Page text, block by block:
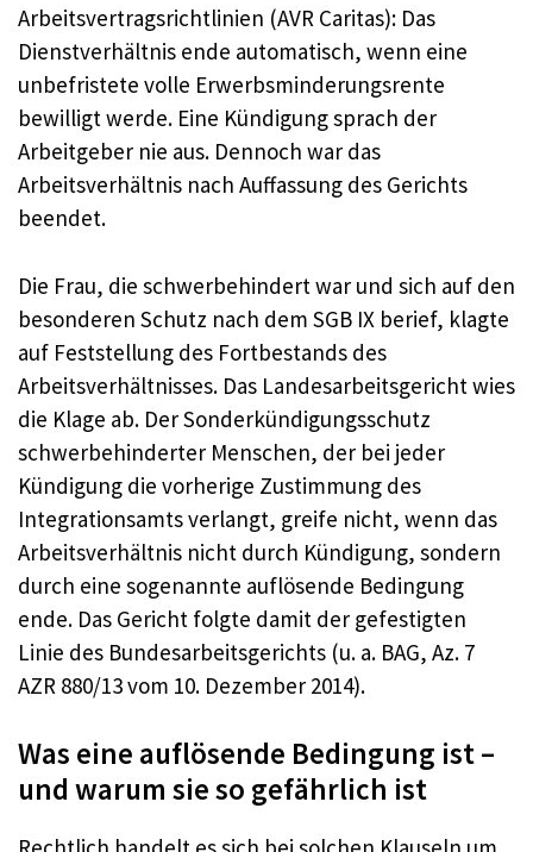
Arbeitsvertragsrichtlinien (AVR Caritas): Das
Dienstverhältnis ende automatisch, wenn eine
unbefristete volle Erwerbsminderungsrente
bewilligt werde. Eine Kündigung sprach der
Arbeitgeber nie aus. Dennoch war das
Arbeitsverhältnis nach Auffassung des Gerichts
beendet.
Die Frau, die schwerbehindert war und sich auf den
besonderen Schutz nach dem SGB IX berief, klagte
auf Feststellung des Fortbestands des
Arbeitsverhältnisses. Das Landesarbeitsgericht wies
die Klage ab. Der Sonderkündigungsschutz
schwerbehinderter Menschen, der bei jeder
Kündigung die vorherige Zustimmung des
Integrationsamts verlangt, greife nicht, wenn das
Arbeitsverhältnis nicht durch Kündigung, sondern
durch eine sogenannte auflösende Bedingung
ende. Das Gericht folgte damit der gefestigten
Linie des Bundesarbeitsgerichts (u. a. BAG, Az. 7
AZR 880/13 vom 10. Dezember 2014).
Was eine auflösende Bedingung ist –
und warum sie so gefährlich ist